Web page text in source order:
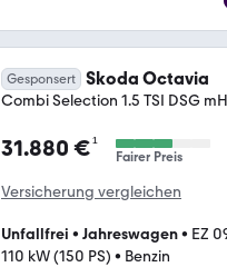
Gesponsert Skoda Octavia
Combi Selection 1.5 TSI DSG
31.880 €¹
Fairer Preis
Versicherung vergleichen
Unfallfrei • Jahreswagen• EZ
110 kW (150 PS) • Benzin